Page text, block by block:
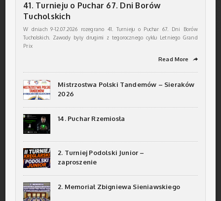
41. Turnieju o Puchar 67. Dni Borów
Tucholskich
W dniach 9-12.07.2026 rozegrano 41. Turnieju o Puchar 67. Dni Borów
Tucholskich. Zawody były drugimi z tegorocznego cyklu Letniego Grand
Prix
Read More ➦
Mistrzostwa Polski Tandemów – Sieraków
2026
14. Puchar Rzemiosła
2. Turniej Podolski Junior –
zaproszenie
2. Memoriał Zbigniewa Sieniawskiego